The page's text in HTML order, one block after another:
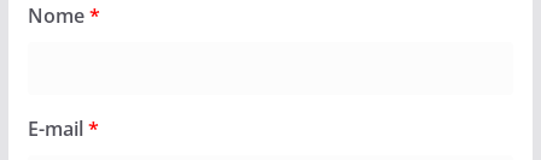
Nome*
E-mail*